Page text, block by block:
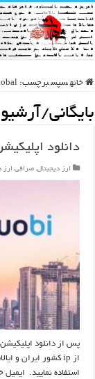
خانه سپس برچسب:
بایگانی/
دانلود
ارز دیجیتال, صرافی ارز
پس از دانلود
استفاده نمایید. ایمیل